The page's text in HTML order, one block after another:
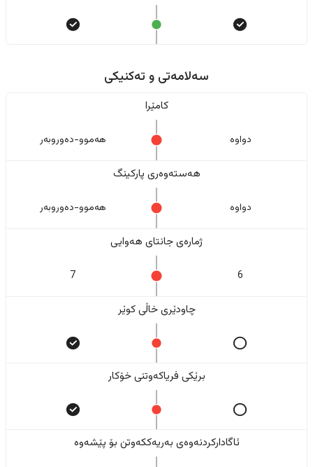
سەلامەتی و تەکنیکی
کامێرا
دواوە هەموو-دەوروبەر
هەستەوەری پارکینگ
دواوە هەموو-دەوروبەر
ژمارەی جانتای هەوایی
6
7
چاودێری خاڵی کوێر
برێکی فریاکەوتنی خۆکار
ئاگادارکردنەوەی بەریەککەوتن بۆ پێشەوە